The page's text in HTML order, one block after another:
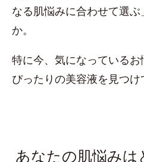
なる肌悩みに合わせて選ぶ
か。
特に今、気になっている
ぴったりの美容液を見つけ
あなたの肌悩みは